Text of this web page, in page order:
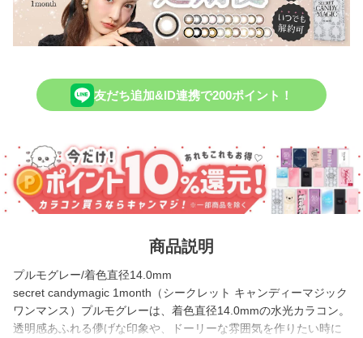
友だち追加&ID連携で200ポイント！
商品説明
プルモグレー/着色直径14.0mm
secret candymagic 1month（シークレット キャンディーマジック
ワンマンス）プルモグレーは、着色直径14.0mmの水光カラコン。
透明感あふれる儚げな印象や、ドーリーな雰囲気を作りたい時に